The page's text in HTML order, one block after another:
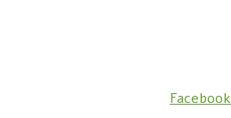
Facebook